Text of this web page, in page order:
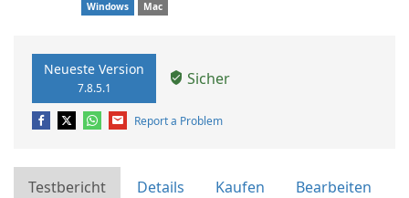
Windows Mac
Neueste Version
7.8.5.1 Sicher
Report a Problem
Testbericht Details Kaufen Bearbeiten